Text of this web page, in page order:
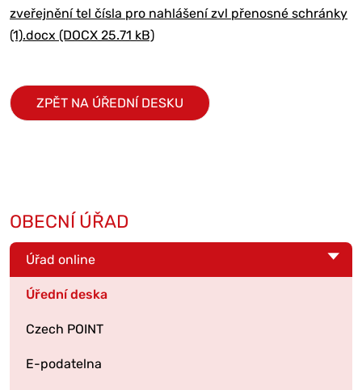
zveřejnění tel čísla pro nahlášení zvl přenosné schránky
(1).docx (DOCX 25.71 kB)
ZPĚT NA ÚŘEDNÍ DESKU
OBECNÍ ÚŘAD
Úřad online
Úřední deska
Czech POINT
E-podatelna